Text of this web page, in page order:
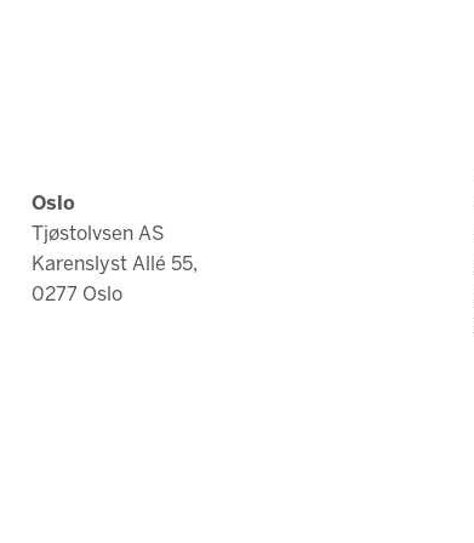
Oslo
Tjøstolvsen AS
Karenslyst Allé 55,
0277 Oslo